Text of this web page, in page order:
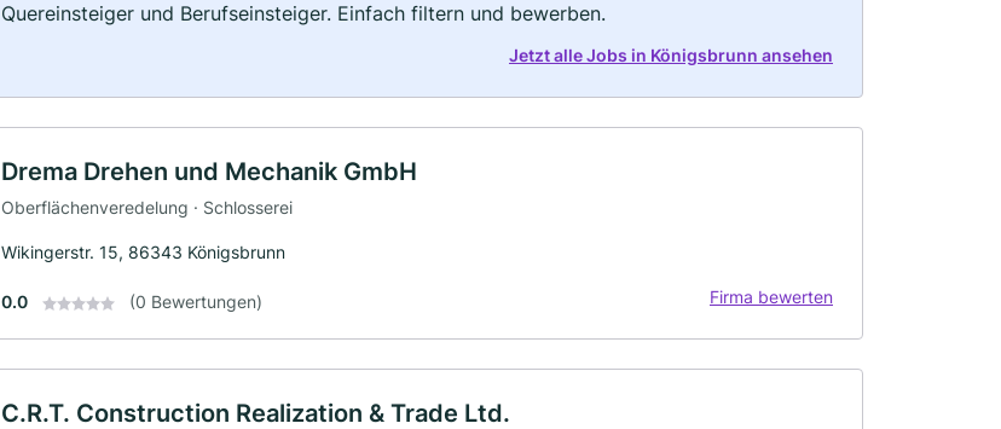
Quereinsteiger und Berufseinsteiger. Einfach filtern und bewerben.
Jetzt alle Jobs in Königsbrunn ansehen
Drema Drehen und Mechanik GmbH
Oberflächenveredelung · Schlosserei
Wikingerstr. 15, 86343 Königsbrunn
0.0 (0 Bewertungen) Firma bewerten
C.R.T. Construction Realization & Trade Ltd.